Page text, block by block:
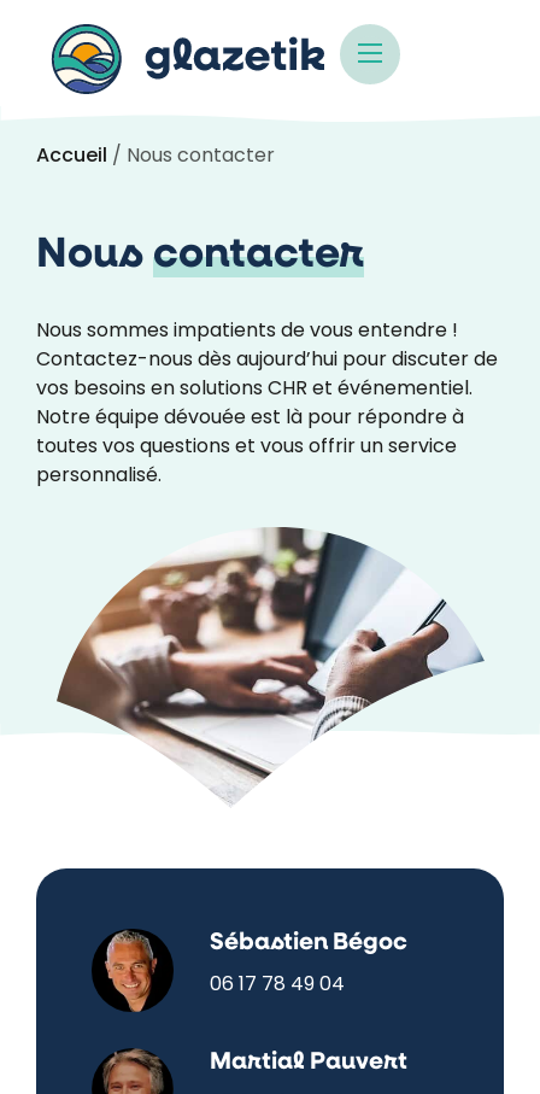
Accueil / Nous contacter
Nous contacter
Nous sommes impatients de vous entendre !
Contactez-nous dès aujourd’hui pour discuter de
vos besoins en solutions CHR et événementiel.
Notre équipe dévouée est là pour répondre à
toutes vos questions et vous offrir un service
personnalisé.
Sébastien Bégoc
06 17 78 49 04
Martial Pauvert